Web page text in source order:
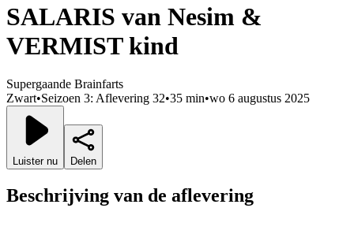
SALARIS van Nesim &
VERMIST kind
Supergaande Brainfarts
Zwart•Seizoen 3: Aflevering 32•35 min•wo 6 augustus 2025
Luister nu Delen
Beschrijving van de aflevering